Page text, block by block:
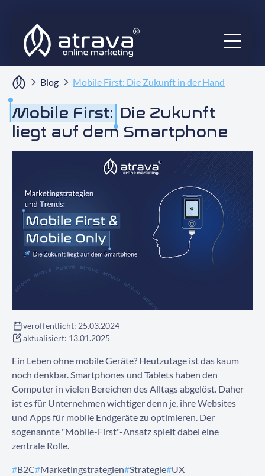
Services
Ratgeber
Audits
Projekte
Über uns
Kontaktieren Sie uns
Blog Mobile First: Die Zukunft in der Hand
Mobile First: Die Zukunft
liegt auf dem Smartphone
veröffentlicht: 25.03.2024
aktualisiert: 13.01.2025
Ein Leben ohne mobile Geräte? Heutzutage ist das kaum
noch denkbar. Smartphones und Tablets haben den
Computer in vielen Bereichen des Alltags abgelöst. Daher
ist es für Unternehmen wichtiger denn je, ihre Websites
und Apps für mobile Endgeräte zu optimieren. Der
sogenannte "Mobile-First"-Ansatz spielt dabei eine
zentrale Rolle.
#B2C#Marketingstrategien#Strategie#UX